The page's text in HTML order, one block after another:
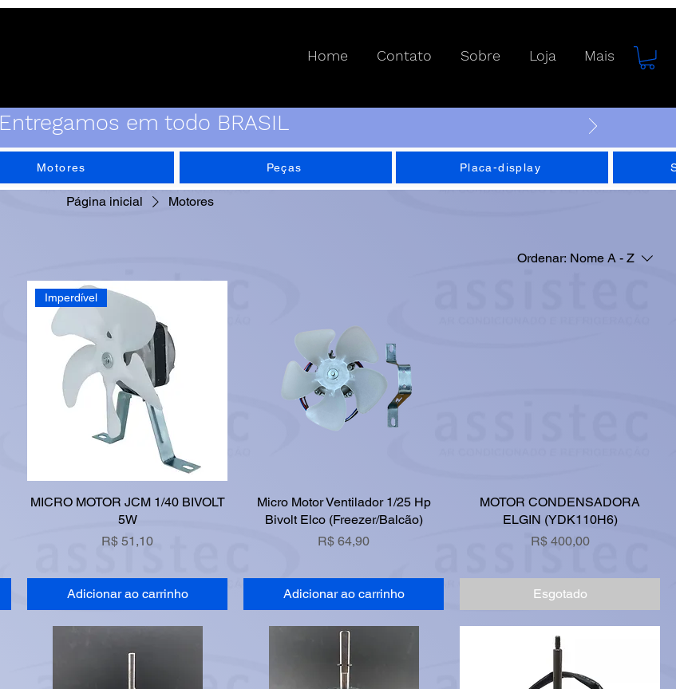
Home Contato Sobre Loja Mais
Entregamos em todo BRASIL
Motores Peças Placa-display
Página inicial Motores
Ordenar: Nome A - Z
Imperdível
MICRO MOTOR JCM 1/40 BIVOLT
5W
Preço
R$ 51,10
Adicionar ao carrinho
Micro Motor Ventilador 1/25 Hp
Bivolt Elco (Freezer/Balcão)
Preço
R$ 64,90
Adicionar ao carrinho
MOTOR CONDENSADORA
ELGIN (YDK110H6)
Preço
R$ 400,00
Esgotado